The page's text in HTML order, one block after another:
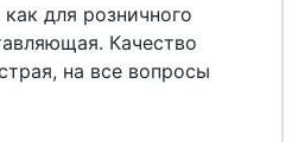
для розничного
Качество
на все вопросы